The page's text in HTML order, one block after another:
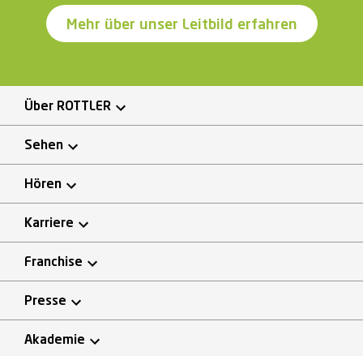
Mehr über unser Leitbild erfahren
Über ROTTLER
Sehen
Hören
Karriere
Franchise
Presse
Akademie